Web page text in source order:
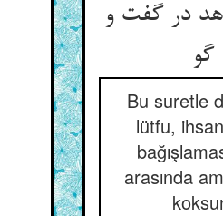
در گفت و
گو
Bu suretle
lütfu,
arasında